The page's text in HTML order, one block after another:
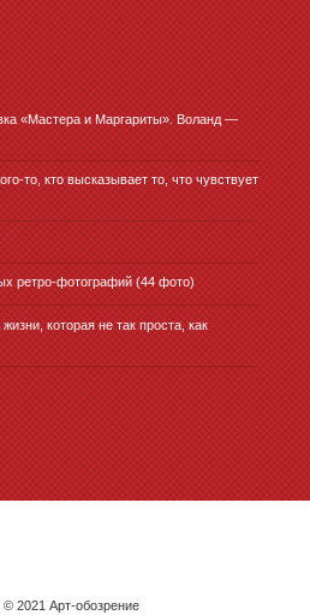
«Мастера и Маргариты». Воланд —
то, кто высказывает то, что чувствует
ретро-фотографий (44 фото)
которая не так проста, как
© 2021 Арт-обозрение